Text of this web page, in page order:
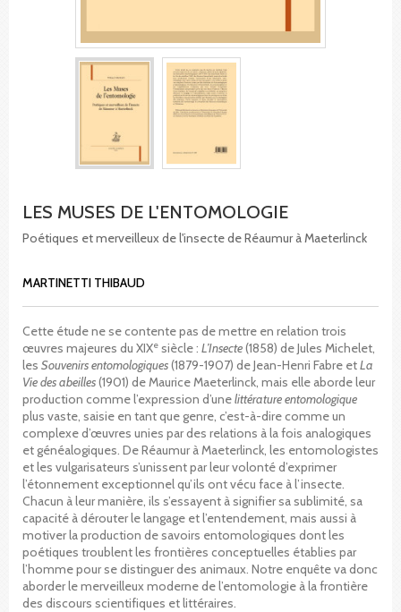
LES MUSES DE L'ENTOMOLOGIE
Poétiques et merveilleux de l'insecte de Réaumur à Maeterlinck
MARTINETTI THIBAUD
Cette étude ne se contente pas de mettre en relation trois
œuvres majeures du XIXe siècle : L’Insecte(1858) de Jules Michelet,
les Souvenirs entomologiques(1879-1907) de Jean-Henri Fabre etLa
Vie des abeilles(1901) de Maurice Maeterlinck, mais elle aborde leur
production comme l’expression d’unelittérature entomologique
plus vaste, saisie en tant que genre, c’est-à-dire comme un
complexe d’œuvres unies par des relations à la fois analogiques
et généalogiques. De Réaumur à Maeterlinck, les entomologistes
et les vulgarisateurs s’unissent par leur volonté d’exprimer
l’étonnement exceptionnel qu’ils ont vécu face à l’insecte.
Chacun à leur manière, ils s’essayent à signifier sa sublimité, sa
capacité à dérouter le langage et l’entendement, mais aussi à
motiver la production de savoirs entomologiques dont les
poétiques troublent les frontières conceptuelles établies par
l’homme pour se distinguer des animaux. Notre enquête va donc
aborder le merveilleux moderne de l’entomologie à la frontière
des discours scientifiques et littéraires.